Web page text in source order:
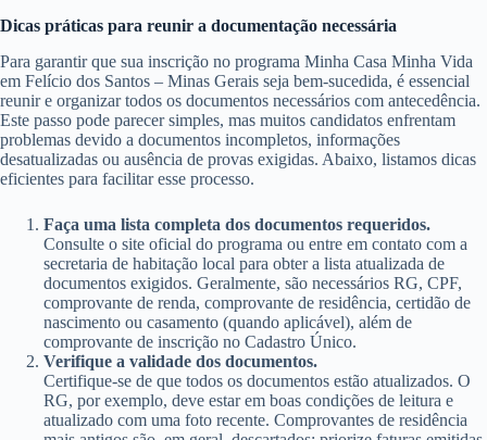
Dicas práticas para reunir a documentação necessária
Para garantir que sua inscrição no programa Minha Casa Minha Vida
em Felício dos Santos – Minas Gerais seja bem-sucedida, é essencial
reunir e organizar todos os documentos necessários com antecedência.
Este passo pode parecer simples, mas muitos candidatos enfrentam
problemas devido a documentos incompletos, informações
desatualizadas ou ausência de provas exigidas. Abaixo, listamos dicas
eficientes para facilitar esse processo.
Faça uma lista completa dos documentos requeridos.
Consulte o site oficial do programa ou entre em contato com a
secretaria de habitação local para obter a lista atualizada de
documentos exigidos. Geralmente, são necessários RG, CPF,
comprovante de renda, comprovante de residência, certidão de
nascimento ou casamento (quando aplicável), além de
comprovante de inscrição no Cadastro Único.
Verifique a validade dos documentos.
Certifique-se de que todos os documentos estão atualizados. O
RG, por exemplo, deve estar em boas condições de leitura e
atualizado com uma foto recente. Comprovantes de residência